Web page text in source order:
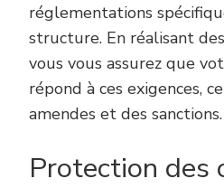
réglementations
structure. En réalisant
vous vous assurez que
répond à ces exigences,
amendes et des sanctions.
Protection des